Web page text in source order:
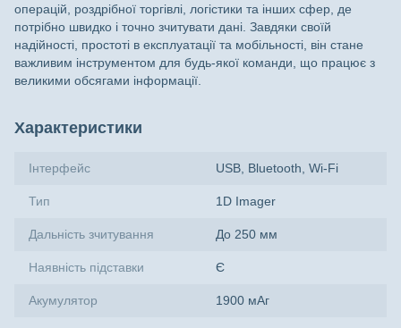
операцій, роздрібної торгівлі, логістики та інших сфер, де
потрібно швидко і точно зчитувати дані. Завдяки своїй
надійності, простоті в експлуатації та мобільності, він стане
важливим інструментом для будь-якої команди, що працює з
великими обсягами інформації.
Характеристики
Інтерфейс USB, Bluetooth, Wi-Fi
Тип 1D Imager
Дальність зчитування До 250 мм
Наявність підставки Є
Акумулятор 1900 мАг